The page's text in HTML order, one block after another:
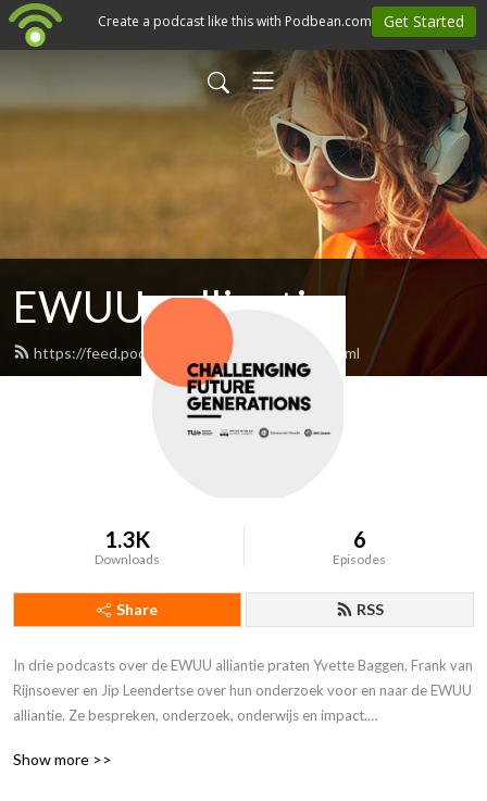
EWUU - alliantie
https://feed.podbean.com/copernicast/feed.xml
1.3K
Downloads
6
Episodes
Share RSS
In drie podcasts over de EWUU alliantie praten Yvette Baggen, Frank van
Rijnsoever en Jip Leendertse over hun onderzoek voor en naar de EWUU
alliantie. Ze bespreken, onderzoek, onderwijs en impact.
Daarnaast staan de Copernicast podcasts op dit kanaal. In de
Show more >>